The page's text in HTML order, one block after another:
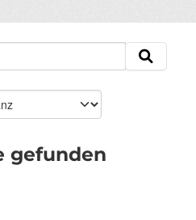
gefunden